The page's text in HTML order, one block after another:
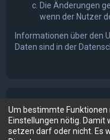
Die Änderungen
wenn der Nutzer
Informationen über den
Daten sind in der
Um bestimmte
Einstellungen nötig. Damit
setzen darf oder nicht. Es